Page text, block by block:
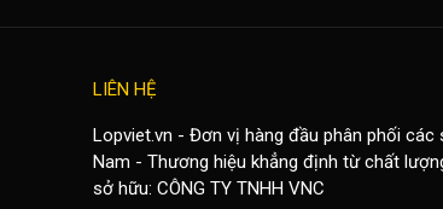
LIÊN HỆ
Lopviet.vn - Đơn vị hàng đầu phân phối các
Nam - Thương hiệu khẳng định từ chất
sở hữu: CÔNG TY TNHH VNC